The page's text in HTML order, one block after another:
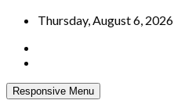
Skip
content
Thursday, August 6, 2026
Responsive Menu